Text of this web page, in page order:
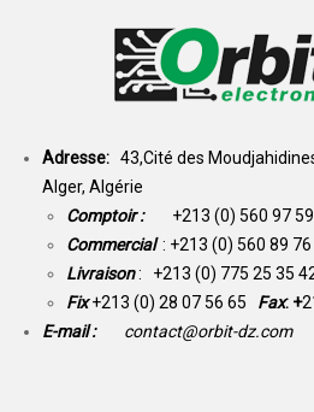
Adresse: 43,Cité des
Alger, Algérie
Comptoir : +213 (0) 560 97
Commercial : +213 (0) 560 89 76
Livraison: +213 (0) 775 25 35
Fix +213 (0) 28 07 56 65 Fax: +
E-mail :
contact@orbit-dz.com